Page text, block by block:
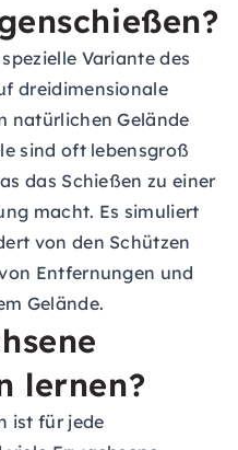
Variante des
dreidimensionale
natürlichen Gelände
sind oft lebensgroß
das Schießen zu einer
macht. Es simuliert
von den Schützen
Entfernungen und
Gelände.
lernen?
ist für jede